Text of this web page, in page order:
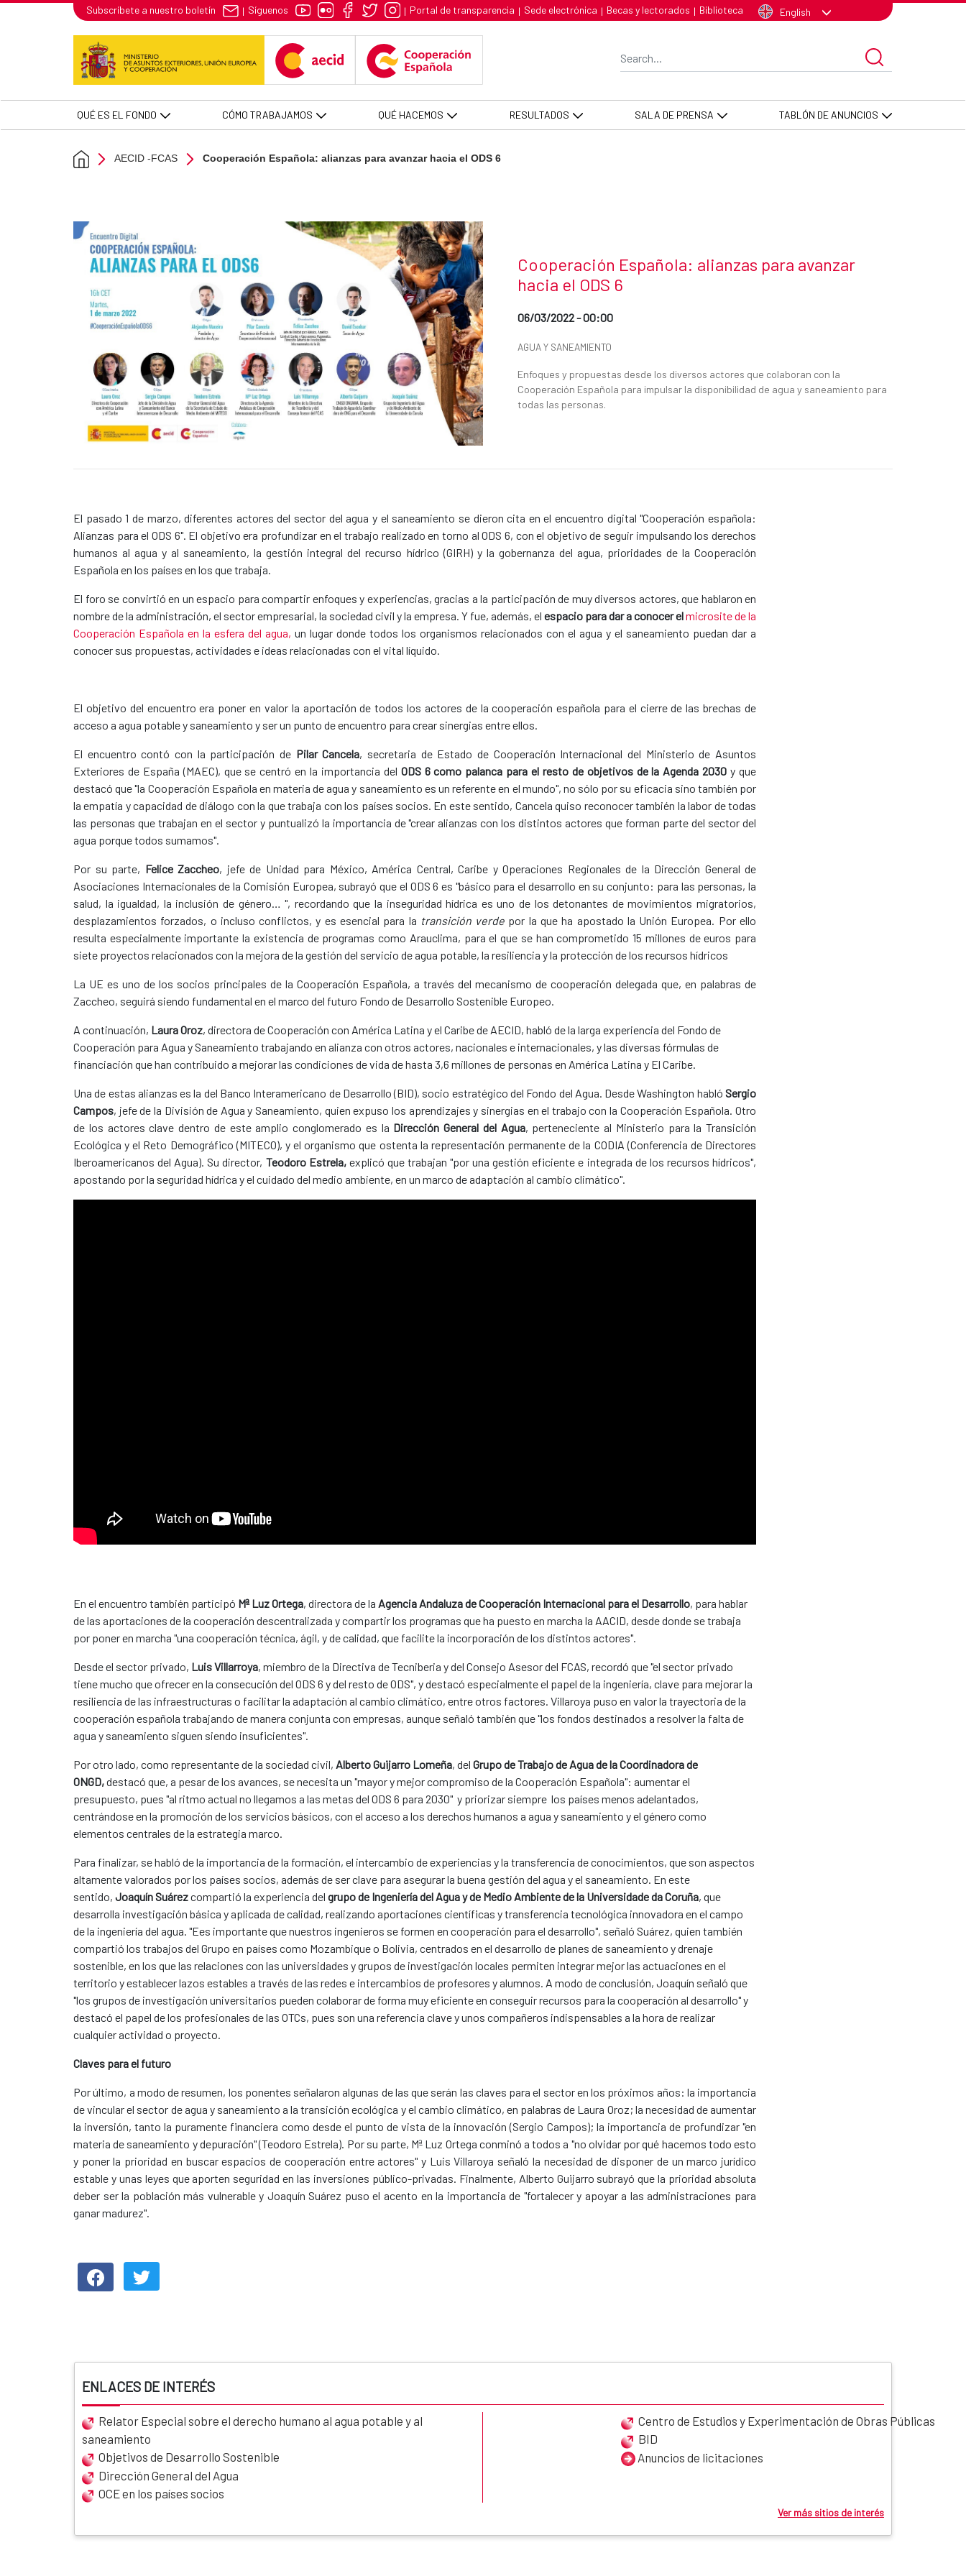
Skip to Main Content
Cooperación Española: alianzas para avanzar hacia el ODS 6 - AECID -FCAS
Subscríbete a nuestro boletín | Síguenos | Portal de transparencia | Sede electrónica | Becas y lectorados | Biblioteca English
QUÉ ES EL FONDO CÓMO TRABAJAMOS QUÉ HACEMOS RESULTADOS SALA DE PRENSA TABLÓN DE ANUNCIOS
AECID -FCAS Cooperación Española: alianzas para avanzar hacia el ODS 6
News title
Cooperación Española: alianzas para avanzar
hacia el ODS 6
Date of publication of the news item
06/03/2022 - 00:00
News categories
AGUA Y SANEAMIENTO
Summary of the news
Enfoques y propuestas desde los diversos actores que colaboran con la
Cooperación Española para impulsar la disponibilidad de agua y saneamiento para
todas las personas.
El pasado 1 de marzo, diferentes actores del sector del agua y el saneamiento se dieron cita en el encuentro digital "Cooperación española:
Alianzas para el ODS 6". El objetivo era profundizar en el trabajo realizado en torno al ODS 6, con el objetivo de seguir impulsando los derechos
humanos al agua y al saneamiento, la gestión integral del recurso hídrico (GIRH) y la gobernanza del agua, prioridades de la Cooperación
Española en los países en los que trabaja.
El foro se convirtió en un espacio para compartir enfoques y experiencias, gracias a la participación de muy diversos actores, que hablaron en
nombre de la administración, el sector empresarial, la sociedad civil y la empresa. Y fue, además, el espacio para dar a conocer elmicrosite de la
Cooperación Española en la esfera del agua, un lugar donde todos los organismos relacionados con el agua y el saneamiento puedan dar a
conocer sus propuestas, actividades e ideas relacionadas con el vital líquido.
El objetivo del encuentro era poner en valor la aportación de todos los actores de la cooperación española para el cierre de las brechas de
acceso a agua potable y saneamiento y ser un punto de encuentro para crear sinergias entre ellos.
El encuentro contó con la participación de Pilar Cancela, secretaria de Estado de Cooperación Internacional del Ministerio de Asuntos
Exteriores de España (MAEC), que se centró en la importancia del ODS 6 como palanca para el resto de objetivos de la Agenda 2030y que
destacó que "la Cooperación Española en materia de agua y saneamiento es un referente en el mundo", no sólo por su eficacia sino también por
la empatía y capacidad de diálogo con la que trabaja con los países socios. En este sentido, Cancela quiso reconocer también la labor de todas
las personas que trabajan en el sector y puntualizó la importancia de "crear alianzas con los distintos actores que forman parte del sector del
agua porque todos sumamos".
Por su parte, Felice Zaccheo, jefe de Unidad para México, América Central, Caribe y Operaciones Regionales de la Dirección General de
Asociaciones Internacionales de la Comisión Europea, subrayó que el ODS 6 es "básico para el desarrollo en su conjunto: para las personas, la
salud, la igualdad, la inclusión de género… ", recordando que la inseguridad hídrica es uno de los detonantes de movimientos migratorios,
desplazamientos forzados, o incluso conflictos, y es esencial para la transición verde por la que ha apostado la Unión Europea. Por ello
resulta especialmente importante la existencia de programas como Arauclima, para el que se han comprometido 15 millones de euros para
siete proyectos relacionados con la mejora de la gestión del servicio de agua potable, la resiliencia y la protección de los recursos hídricos
La UE es uno de los socios principales de la Cooperación Española, a través del mecanismo de cooperación delegada que, en palabras de
Zaccheo, seguirá siendo fundamental en el marco del futuro Fondo de Desarrollo Sostenible Europeo.
A continuación, Laura Oroz, directora de Cooperación con América Latina y el Caribe de AECID, habló de la larga experiencia del Fondo de
Cooperación para Agua y Saneamiento trabajando en alianza con otros actores, nacionales e internacionales, y las diversas fórmulas de
financiación que han contribuido a mejorar las condiciones de vida de hasta 3,6 millones de personas en América Latina y El Caribe.
Una de estas alianzas es la del Banco Interamericano de Desarrollo (BID), socio estratégico del Fondo del Agua. Desde Washington habló Sergio
Campos, jefe de la División de Agua y Saneamiento, quien expuso los aprendizajes y sinergias en el trabajo con la Cooperación Española. Otro
de los actores clave dentro de este amplio conglomerado es la Dirección General del Agua, perteneciente al Ministerio para la Transición
Ecológica y el Reto Demográfico (MITECO), y el organismo que ostenta la representación permanente de la CODIA (Conferencia de Directores
Iberoamericanos del Agua). Su director, Teodoro Estrela,explicó que trabajan "por una gestión eficiente e integrada de los recursos hídricos",
apostando por la seguridad hídrica y el cuidado del medio ambiente, en un marco de adaptación al cambio climático".
En el encuentro también participó Mª Luz Ortega, directora de la Agencia Andaluza de Cooperación Internacional para el Desarrollo, para hablar
de las aportaciones de la cooperación descentralizada y compartir los programas que ha puesto en marcha la AACID, desde donde se trabaja
por poner en marcha "una cooperación técnica, ágil, y de calidad, que facilite la incorporación de los distintos actores".
Desde el sector privado, Luis Villarroya, miembro de la Directiva de Tecniberia y del Consejo Asesor del FCAS, recordó que "el sector privado
tiene mucho que ofrecer en la consecución del ODS 6 y del resto de ODS", y destacó especialmente el papel de la ingeniería, clave para mejorar la
resiliencia de las infraestructuras o facilitar la adaptación al cambio climático, entre otros factores. Villaroya puso en valor la trayectoria de la
cooperación española trabajando de manera conjunta con empresas, aunque señaló también que "los fondos destinados a resolver la falta de
agua y saneamiento siguen siendo insuficientes".
Por otro lado, como representante de la sociedad civil, Alberto Guijarro Lomeña, del Grupo de Trabajo de Agua de la Coordinadora de
ONGD,destacó que, a pesar de los avances, se necesita un "mayor y mejor compromiso de la Cooperación Española": aumentar el
presupuesto, pues "al ritmo actual no llegamos a las metas del ODS 6 para 2030" y priorizar siempre los países menos adelantados,
centrándose en la promoción de los servicios básicos, con el acceso a los derechos humanos a agua y saneamiento y el género como
elementos centrales de la estrategia marco.
Para finalizar, se habló de la importancia de la formación, el intercambio de experiencias y la transferencia de conocimientos, que son aspectos
altamente valorados por los países socios, además de ser clave para asegurar la buena gestión del agua y el saneamiento. En este
sentido, Joaquín Suárezcompartió la experiencia del grupo de Ingeniería del Agua y de Medio Ambiente de la Universidade da Coruña, que
desarrolla investigación básica y aplicada de calidad, realizando aportaciones científicas y transferencia tecnológica innovadora en el campo
de la ingeniería del agua. "Ees importante que nuestros ingenieros se formen en cooperación para el desarrollo", señaló Suárez, quien también
compartió los trabajos del Grupo en países como Mozambique o Bolivia, centrados en el desarrollo de planes de saneamiento y drenaje
sostenible, en los que las relaciones con las universidades y grupos de investigación locales permiten integrar mejor las actuaciones en el
territorio y establecer lazos estables a través de las redes e intercambios de profesores y alumnos. A modo de conclusión, Joaquín señaló que
"los grupos de investigación universitarios pueden colaborar de forma muy eficiente en conseguir recursos para la cooperación al desarrollo" y
destacó el papel de los profesionales de las OTCs, pues son una referencia clave y unos compañeros indispensables a la hora de realizar
cualquier actividad o proyecto.
Claves para el futuro
Por último, a modo de resumen, los ponentes señalaron algunas de las que serán las claves para el sector en los próximos años: la importancia
de vincular el sector de agua y saneamiento a la transición ecológica y el cambio climático, en palabras de Laura Oroz; la necesidad de aumentar
la inversión, tanto la puramente financiera como desde el punto de vista de la innovación (Sergio Campos); la importancia de profundizar "en
materia de saneamiento y depuración" (Teodoro Estrela). Por su parte, Mª Luz Ortega conminó a todos a "no olvidar por qué hacemos todo esto
y poner la prioridad en buscar espacios de cooperación entre actores" y Luis Villaroya señaló la necesidad de disponer de un marco jurídico
estable y unas leyes que aporten seguridad en las inversiones público-privadas. Finalmente, Alberto Guijarro subrayó que la prioridad absoluta
deber ser la población más vulnerable y Joaquín Suárez puso el acento en la importancia de "fortalecer y apoyar a las administraciones para
ganar madurez".
ENLACES DE INTERÉS
Relator Especial sobre el derecho humano al agua potable y al
saneamiento
Objetivos de Desarrollo Sostenible
Dirección General del Agua
Centro de Estudios y Experimentación de Obras Públicas
BID
Anuncios de licitaciones
OCE en los países socios
Ver más sitios de interés